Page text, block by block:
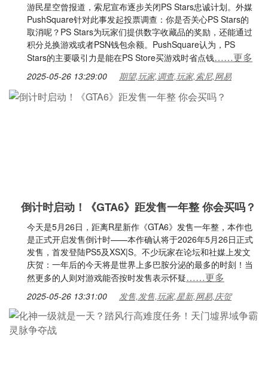
游民星空曾报道，索尼宣布逐步关闭PS Stars忠诚计划。外媒
PushSquare针对此事发起投票调查：你是否关心PS Stars的
取消呢？PS Stars为玩家们提供数字收藏品的奖励，还能通过
积分兑换游戏或者PSN钱包余额。PushSquare认为，PS
Stars的主要吸引力是能在PS Store买游戏时省点钱……更多
2025-05-26 13:29:00 期望,玩家,调查,玩家,索尼,网易
倒计时启动！《GTA6》距发售一年整 你会买吗？
今天是5月26日，距离R星新作《GTA6》发售一年整，本作也
是正式开启发售倒计时——本作确认将于2026年5月26日正式
发售，首发登陆PS5及XSX|S。不少玩家在论坛和社媒上发文
庆贺：一年后的今天将是世界上多巴胺分泌的最多的时刻！当
然更多的人则对游戏能否按时发售表示怀疑……更多
2025-05-26 13:31:00 发售,发售,玩家,星新,网易,庆贺